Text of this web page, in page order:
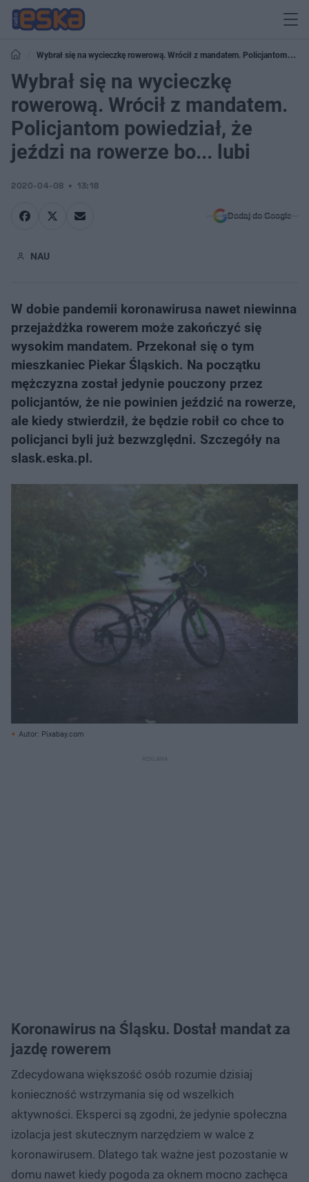
Wybrał się na wycieczkę rowerową. Wrócił z mandatem. Policjantom
powiedział, że jeździ na rowerze bo... lubi
Wybrał się na wycieczkę
rowerową. Wrócił z mandatem.
Policjantom powiedział, że
jeździ na rowerze bo... lubi
2020-04-08 13:18
Dodaj do Google
NAU
W dobie pandemii koronawirusa nawet niewinna
przejażdżka rowerem może zakończyć się
wysokim mandatem. Przekonał się o tym
mieszkaniec Piekar Śląskich. Na początku
mężczyzna został jedynie pouczony przez
policjantów, że nie powinien jeździć na rowerze,
ale kiedy stwierdził, że będzie robił co chce to
policjanci byli już bezwzględni. Szczegóły na
slask.eska.pl.
Autor: Pixabay.com
Koronawirus na Śląsku. Dostał mandat za
jazdę rowerem
Zdecydowana większość osób rozumie dzisiaj
konieczność wstrzymania się od wszelkich
aktywności. Eksperci są zgodni, że jedynie społeczna
izolacja jest skutecznym narzędziem w walce z
koronawirusem. Dlatego tak ważne jest pozostanie w
domu nawet kiedy pogoda za oknem mocno zachęca